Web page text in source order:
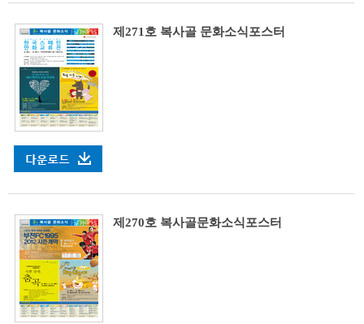
제271호 복사골 문화소식포스터
제270호 복사골문화소식포스터